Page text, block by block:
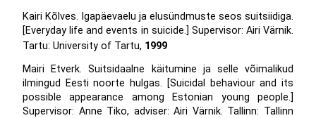
Kairi Kõlves. Igapäevaelu ja elusündmuste seos suitsiidiga.
[Everyday life and events in suicide.] Supervisor: Airi Värnik.
Tartu: University of Tartu, 1999
Mairi Etverk. Suitsidaalne käitumine ja selle võimalikud
ilmingud Eesti noorte hulgas. [Suicidal behaviour and its
possible appearance among Estonian young people.]
Supervisor: Anne Tiko, adviser: Airi Värnik. Tallinn: Tallinn